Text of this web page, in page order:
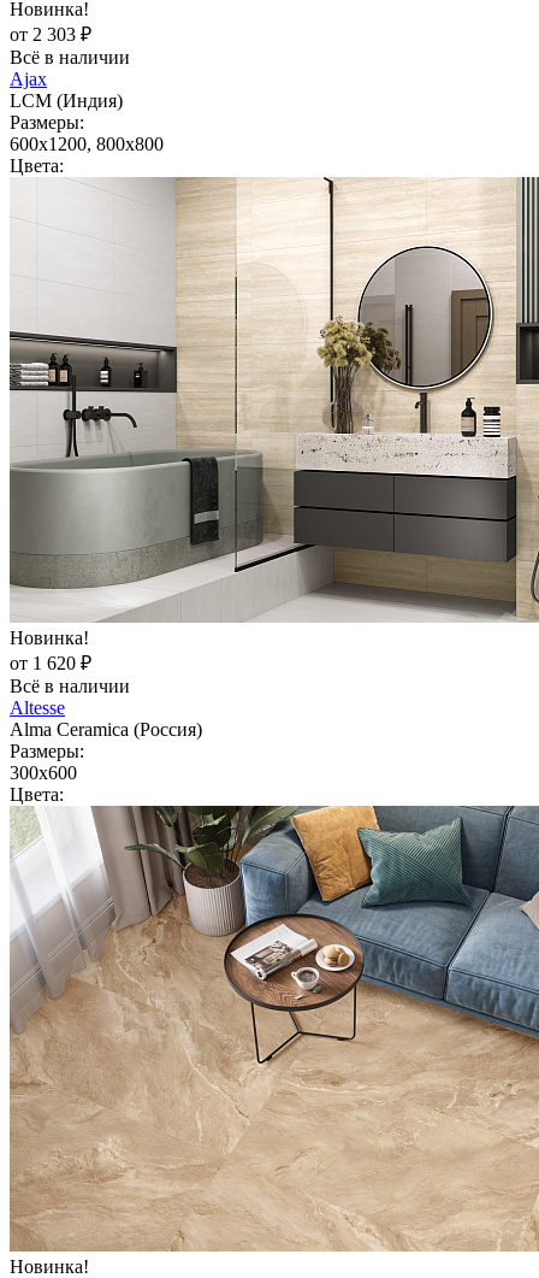
Новинка!
от 2 303 ₽
Всё в наличии
Ajax
LCM (Индия)
Размеры:
600x1200, 800x800
Цвета:
Новинка!
от 1 620 ₽
Всё в наличии
Altesse
Alma Ceramica (Россия)
Размеры:
300x600
Цвета:
Новинка!